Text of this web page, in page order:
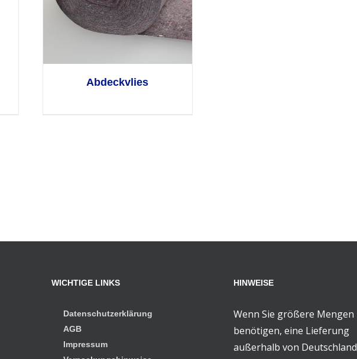
Abdeckvlies
WICHTIGE LINKS
Datenschutzerklärung
AGB
Impressum
HINWEISE
Wenn Sie größere Mengen
benötigen, eine Lieferung
außerhalb von Deutschland